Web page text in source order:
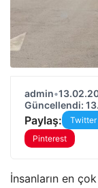
admin•
Güncellendi:
Paylaş: Twitter
Pinterest
İnsanların en